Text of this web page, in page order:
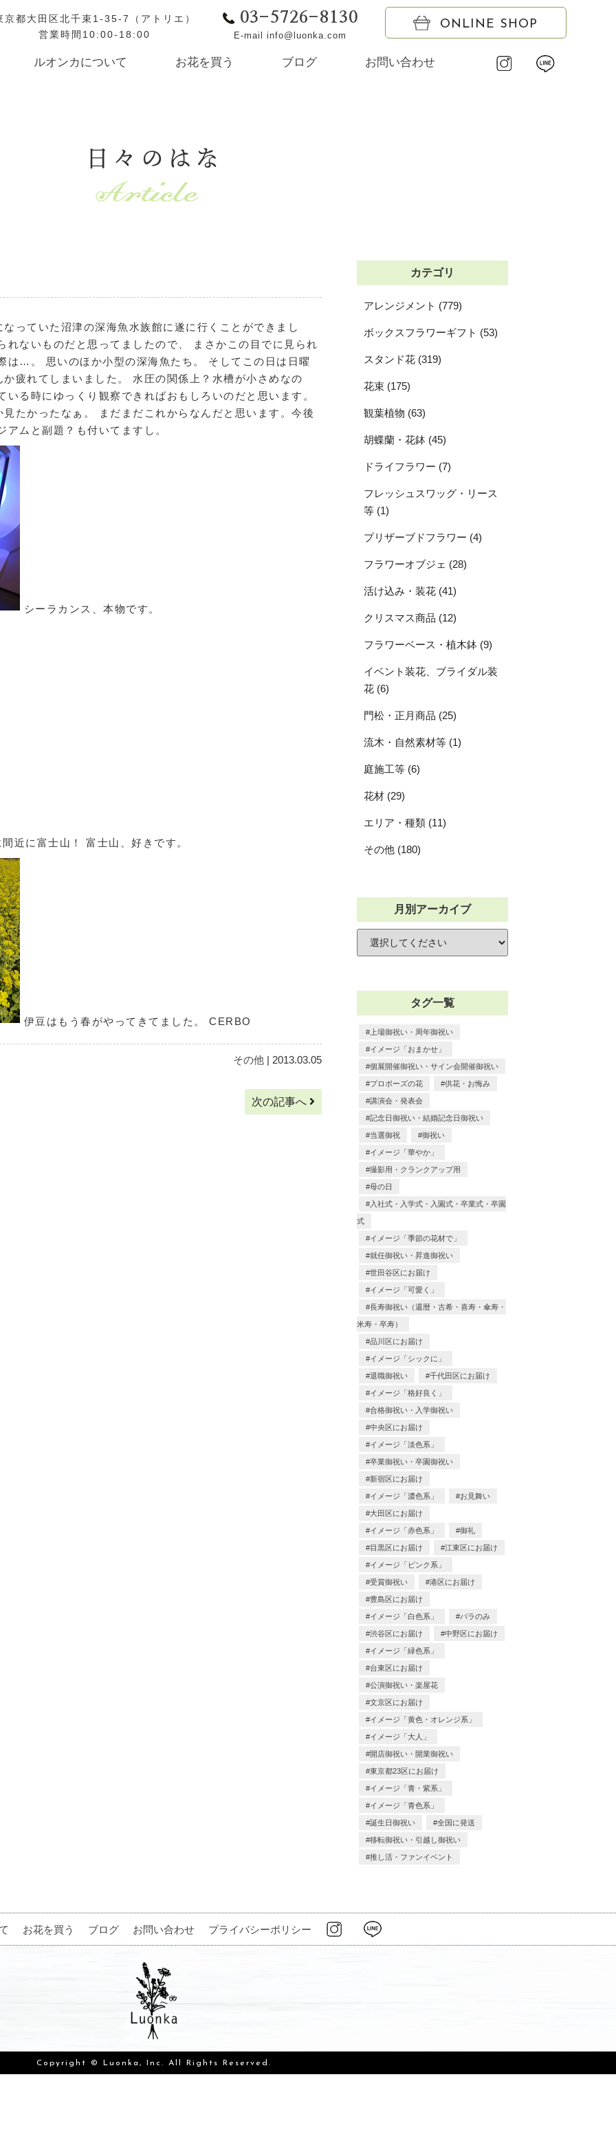
京都大田区北千束1-35-7（アトリエ）
営業時間10:00-18:00
03-5726-8130
E-mail info@luonka.com
ONLINE SHOP
ルオンカについて お花を買う ブログ お問い合わせ
日々のはな
っていた沼津の深海魚水族館に遂に行くことができまし
れないものだと思ってましたので、 まさかこの目でに見られ
は…。 思いのほか小型の深海魚たち。 そしてこの日は日曜
疲れてしまいました。 水圧の関係上？水槽が小さめなの
る時にゆっくり観察できればおもしろいのだと思います。
たかったなぁ。 まだまだこれからなんだと思います。今後
ムと副題？も付いてますし。
シーラカンス、本物です。
近に富士山！ 富士山、好きです。
伊豆はもう春がやってきてました。 CERBO
その他| 2013.03.05
次の記事へ
カテゴリ
アレンジメント (779)
ボックスフラワーギフト (53)
スタンド花 (319)
花束 (175)
観葉植物 (63)
胡蝶蘭・花鉢 (45)
ドライフラワー (7)
フレッシュスワッグ・リース
等 (1)
プリザーブドフラワー (4)
フラワーオブジェ (28)
活け込み・装花 (41)
クリスマス商品 (12)
フラワーベース・植木鉢 (9)
イベント装花、ブライダル装
花 (6)
門松・正月商品 (25)
流木・自然素材等 (1)
庭施工等 (6)
花材 (29)
エリア・種類 (11)
その他 (180)
月別アーカイブ
タグ一覧
上場御祝い・周年御祝い
イメージ「おまかせ」
個展開催御祝い・サイン会開催御祝い
プロポーズの花 供花・お悔み
講演会・発表会
記念日御祝い・結婚記念日御祝い
当選御祝 御祝い
イメージ「華やか」
撮影用・クランクアップ用
母の日
入社式・入学式・入園式・卒業式・卒園
式
イメージ「季節の花材で」
就任御祝い・昇進御祝い
世田谷区にお届け
イメージ「可愛く」
長寿御祝い（還暦・古希・喜寿・傘寿・
米寿・卒寿）
品川区にお届け
イメージ「シックに」
退職御祝い 千代田区にお届け
イメージ「格好良く」
合格御祝い・入学御祝い
中央区にお届け
イメージ「淡色系」
卒業御祝い・卒園御祝い
新宿区にお届け
イメージ「濃色系」 お見舞い
大田区にお届け
イメージ「赤色系」 御礼
目黒区にお届け 江東区にお届け
イメージ「ピンク系」
受賞御祝い 港区にお届け
豊島区にお届け
イメージ「白色系」 バラのみ
渋谷区にお届け 中野区にお届け
イメージ「緑色系」
台東区にお届け
公演御祝い・楽屋花
文京区にお届け
イメージ「黄色・オレンジ系」
イメージ「大人」
開店御祝い・開業御祝い
東京都23区にお届け
イメージ「青・紫系」
イメージ「青色系」
誕生日御祝い 全国に発送
移転御祝い・引越し御祝い
推し活・ファンイベント
お花を買う ブログ お問い合わせ プライバシーポリシー
Copyright © Luonka, Inc. All Rights Reserved.